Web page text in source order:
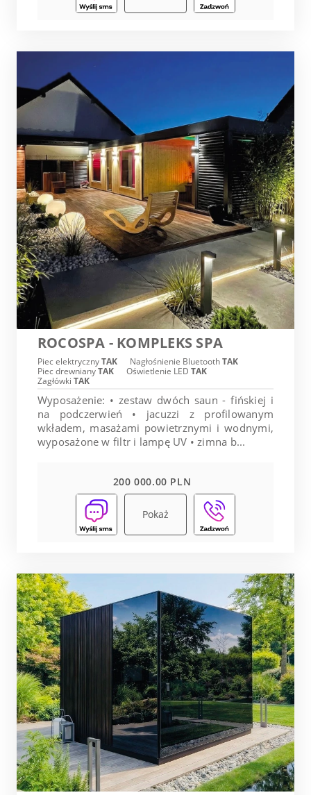
ROCOSPA - KOMPLEKS SPA
Piec elektrycznyTAK Nagłośnienie BluetoothTAK
Piec drewnianyTAK Oświetlenie LED TAK
Zagłówki TAK
Wyposażenie: • zestaw dwóch saun - fińskiej i
na podczerwień • jacuzzi z profilowanym
wkładem, masażami powietrznymi i wodnymi,
wyposażone w filtr i lampę UV • zimna b...
200 000.00 PLN
Pokaż